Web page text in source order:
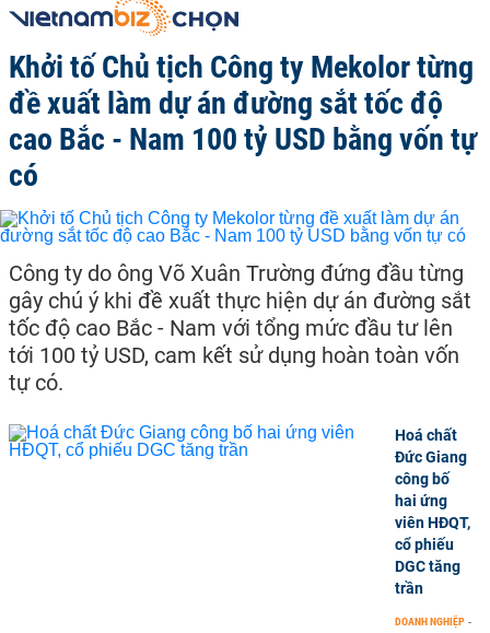
Khởi tố Chủ tịch Công ty Mekolor từng
đề xuất làm dự án đường sắt tốc độ
cao Bắc - Nam 100 tỷ USD bằng vốn tự
có
Công ty do ông Võ Xuân Trường đứng đầu từng
gây chú ý khi đề xuất thực hiện dự án đường sắt
tốc độ cao Bắc - Nam với tổng mức đầu tư lên
tới 100 tỷ USD, cam kết sử dụng hoàn toàn vốn
tự có.
Hoá chất
Đức Giang
công bố
hai ứng
viên HĐQT,
cổ phiếu
DGC tăng
trần
DOANH NGHIỆP -